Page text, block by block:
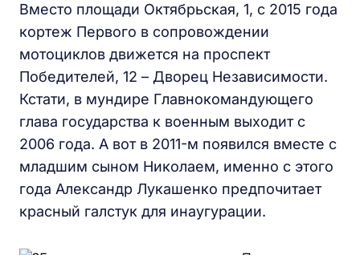
Вместо площади Октябрьская, 1, с 2015 года
кортеж Первого в сопровождении
мотоциклов движется на проспект
Победителей, 12 – Дворец Независимости.
Кстати, в мундире Главнокомандующего
глава государства к военным выходит с
2006 года. А вот в 2011-м появился вместе с
младшим сыном Николаем, именно с этого
года Александр Лукашенко предпочитает
красный галстук для инаугурации.